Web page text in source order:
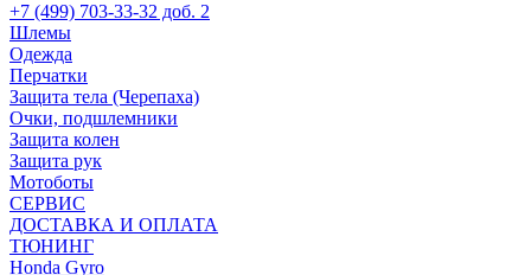
+7 (499) 703-33-32 доб. 2
Шлемы
Одежда
Перчатки
Защита тела (Черепаха)
Очки, подшлемники
Защита колен
Защита рук
Мотоботы
СЕРВИС
ДОСТАВКА И ОПЛАТА
ТЮНИНГ
Honda Gyro